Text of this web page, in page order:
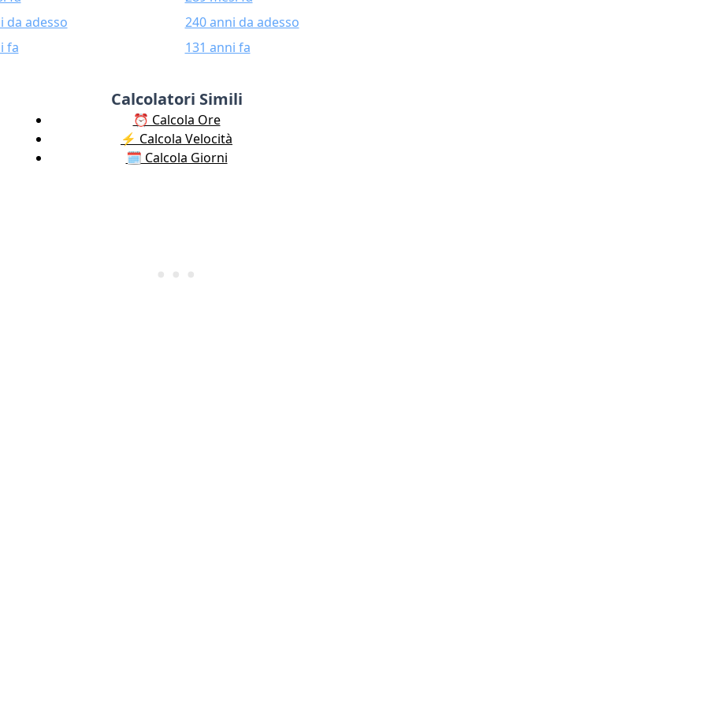
da adesso
fa
240 anni da adesso
131 anni fa
Calcolatori Simili
⏰ Calcola Ore
⚡️ Calcola Velocità
🗓️ Calcola Giorni